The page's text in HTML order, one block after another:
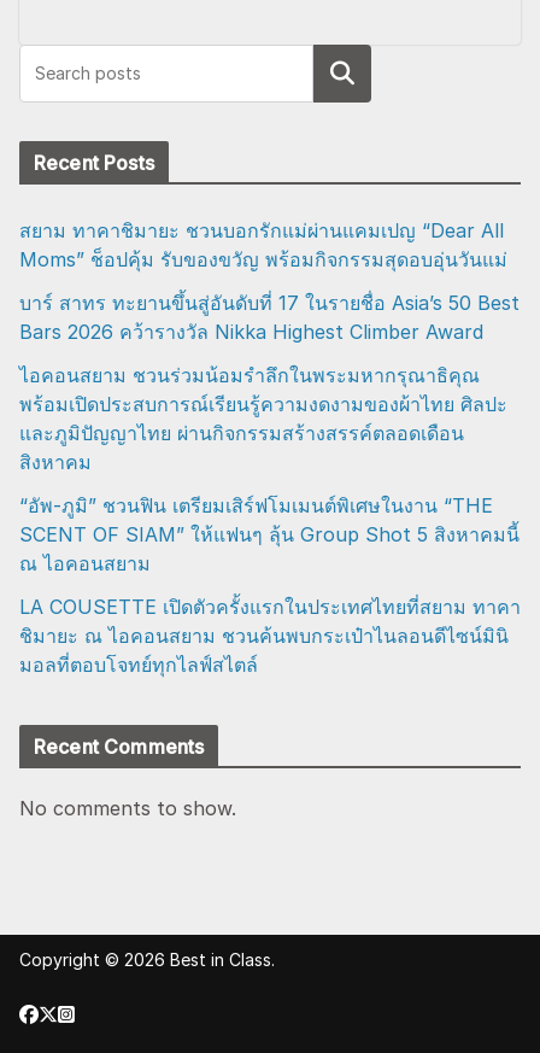
Search
Recent Posts
สยาม ทาคาชิมายะ ชวนบอกรักแม่ผ่านแคมเปญ “Dear All
Moms” ช็อปคุ้ม รับของขวัญ พร้อมกิจกรรมสุดอบอุ่นวันแม่
บาร์ สาทร ทะยานขึ้นสู่อันดับที่ 17 ในรายชื่อ Asia’s 50 Best
Bars 2026 คว้ารางวัล Nikka Highest Climber Award
ไอคอนสยาม ชวนร่วมน้อมรำลึกในพระมหากรุณาธิคุณ
พร้อมเปิดประสบการณ์เรียนรู้ความงดงามของผ้าไทย ศิลปะ
และภูมิปัญญาไทย ผ่านกิจกรรมสร้างสรรค์ตลอดเดือน
สิงหาคม
“อัพ-ภูมิ” ชวนฟิน เตรียมเสิร์ฟโมเมนต์พิเศษในงาน “THE
SCENT OF SIAM” ให้แฟนๆ ลุ้น Group Shot 5 สิงหาคมนี้
ณ ไอคอนสยาม
LA COUSETTE เปิดตัวครั้งแรกในประเทศไทยที่สยาม ทาคา
ชิมายะ ณ ไอคอนสยาม ชวนค้นพบกระเป๋าไนลอนดีไซน์มินิ
มอลที่ตอบโจทย์ทุกไลฟ์สไตล์
Recent Comments
No comments to show.
Copyright © 2026 Best in Class.